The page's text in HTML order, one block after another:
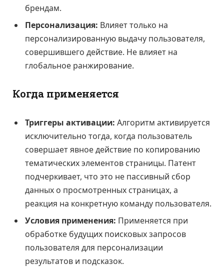
брендам.
Персонализация: Влияет только на
персонализированную выдачу пользователя,
совершившего действие. Не влияет на
глобальное ранжирование.
Когда применяется
Триггеры активации: Алгоритм активируется
исключительно тогда, когда пользователь
совершает явное действие по копированию
тематических элементов страницы. Патент
подчеркивает, что это не пассивный сбор
данных о просмотренных страницах, а
реакция на конкретную команду пользователя.
Условия применения: Применяется при
обработке будущих поисковых запросов
пользователя для персонализации
результатов и подсказок.